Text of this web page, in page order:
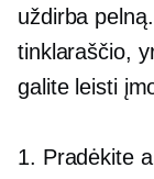
uždirba
tinklaraščio,
galite leisti
1. Pradėkite a